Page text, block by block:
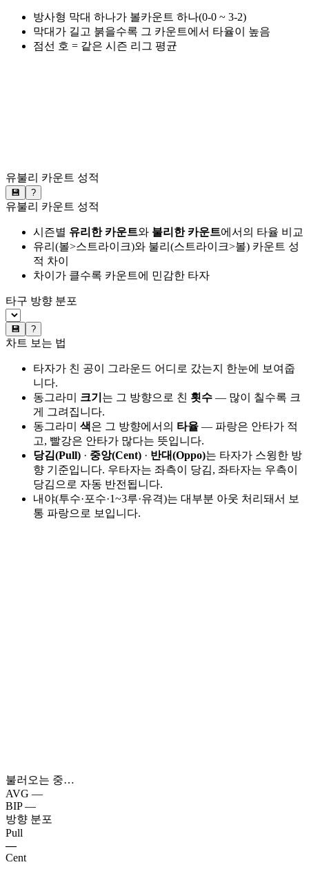
방사형 막대 하나가 볼카운트 하나(0-0 ~ 3-2)
막대가 길고 붉을수록 그 카운트에서 타율이 높음
점선 호 = 같은 시즌 리그 평균
유불리 카운트 성적
💾 ?
유불리 카운트 성적
시즌별 유리한 카운트와 불리한 카운트에서의 타율 비교
유리(볼>스트라이크)와 불리(스트라이크>볼) 카운트 성
적 차이
차이가 클수록 카운트에 민감한 타자
타구 방향 분포
💾 ?
차트 보는 법
타자가 친 공이 그라운드 어디로 갔는지 한눈에 보여줍
니다.
동그라미 크기 는 그 방향으로 친 횟수 — 많이 칠수록 크
게 그려집니다.
동그라미 색은 그 방향에서의 타율 — 파랑은 안타가 적
고, 빨강은 안타가 많다는 뜻입니다.
당김(Pull) · 중앙(Cent) · 반대(Oppo)는 타자가 스윙한 방
향 기준입니다. 우타자는 좌측이 당김, 좌타자는 우측이
당김으로 자동 반전됩니다.
내야(투수·포수·1~3루·유격)는 대부분 아웃 처리돼서 보
통 파랑으로 보입니다.
불러오는 중…
AVG —
BIP —
방향 분포
Pull
—
Cent